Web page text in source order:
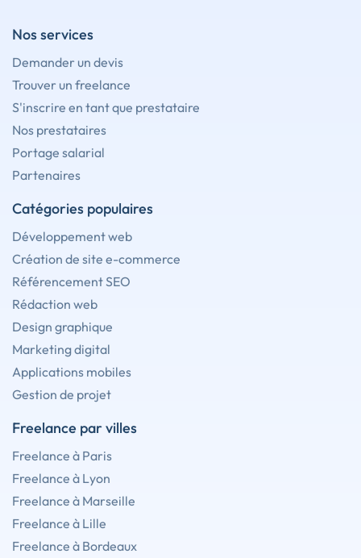
Nos services
Demander un devis
Trouver un freelance
S'inscrire en tant que prestataire
Nos prestataires
Portage salarial
Partenaires
Catégories populaires
Développement web
Création de site e-commerce
Référencement SEO
Rédaction web
Design graphique
Marketing digital
Applications mobiles
Gestion de projet
Freelance par villes
Freelance à Paris
Freelance à Lyon
Freelance à Marseille
Freelance à Lille
Freelance à Bordeaux